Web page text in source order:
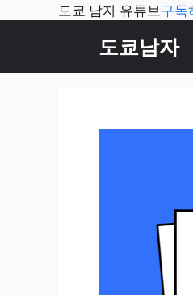
도쿄 남자 유튜브구독
츠
도쿄남자